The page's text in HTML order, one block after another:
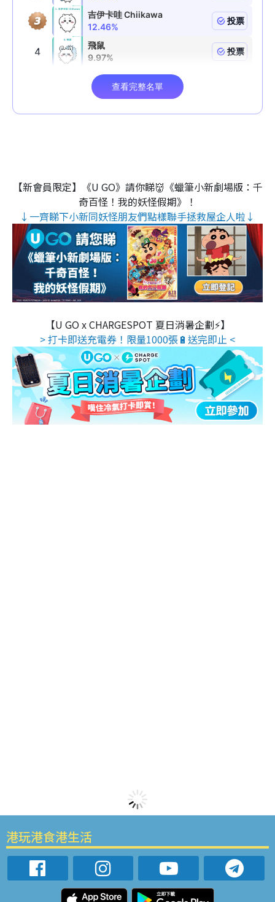
【新會員限定】《U GO》請你睇👹《蠟筆小新劇場版：千
奇百怪！我的妖怪假期》！
↓一齊睇下小新同妖怪朋友們點樣聯手拯救屋企人啦↓
【U GO x CHARGESPOT 夏日消暑企劃⚡】
> 打卡即送充電券！限量1000張🔋送完即止 <
港玩港食港生活